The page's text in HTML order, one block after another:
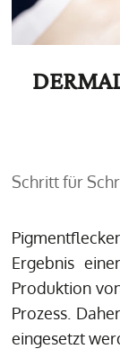
Schritt für
Ergebnis
Produktion
Prozess.
eingesetzt